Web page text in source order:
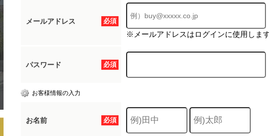
必須
メールアドレス
※メールアドレスはログインに使用します
必須
パスワード
お客様情報の入力
必須
お名前